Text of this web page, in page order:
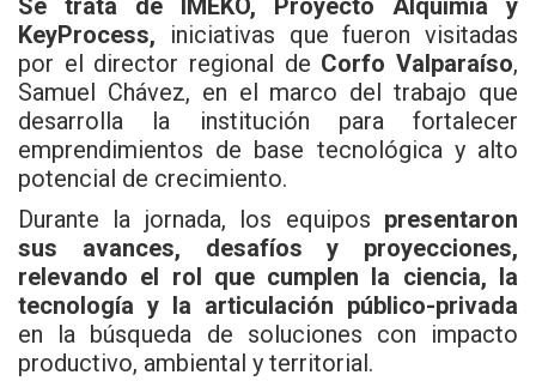
Se trata de IMEKO, Proyecto Alquimia y
KeyProcess, iniciativas que fueron visitadas
por el director regional de Corfo Valparaíso,
Samuel Chávez, en el marco del trabajo que
desarrolla la institución para fortalecer
emprendimientos de base tecnológica y alto
potencial de crecimiento.
Durante la jornada, los equipos presentaron
sus avances, desafíos y proyecciones,
relevando el rol que cumplen la ciencia, la
tecnología y la articulación público-privada
en la búsqueda de soluciones con impacto
productivo, ambiental y territorial.